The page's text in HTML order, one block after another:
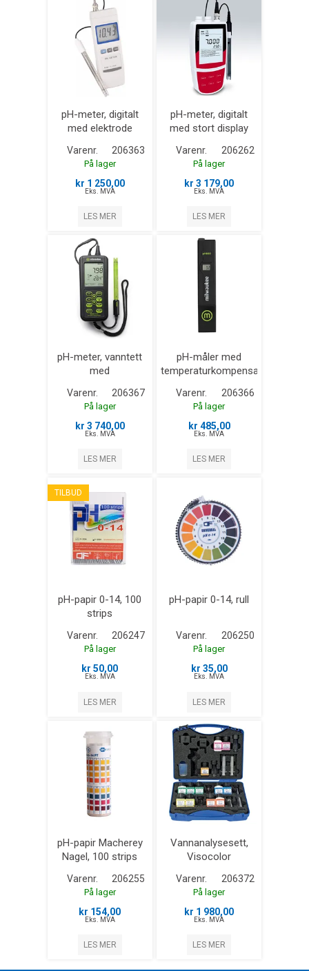
pH-meter, digitalt
med elektrode
Varenr. 206363
På lager
kr 1 250,00
Eks. MVA
LES MER
pH-meter, digitalt
med stort display
Varenr. 206262
På lager
kr 3 179,00
Eks. MVA
LES MER
pH-meter, vanntett
med
Varenr. 206367
På lager
kr 3 740,00
Eks. MVA
LES MER
pH-måler med
temperaturkompensasjon
Varenr. 206366
På lager
kr 485,00
Eks. MVA
LES MER
TILBUD
pH-papir 0-14, 100
strips
Varenr. 206247
På lager
kr 50,00
Eks. MVA
LES MER
pH-papir 0-14, rull
Varenr. 206250
På lager
kr 35,00
Eks. MVA
LES MER
pH-papir Macherey
Nagel, 100 strips
Varenr. 206255
På lager
kr 154,00
Eks. MVA
LES MER
Vannanalysesett,
Visocolor
Varenr. 206372
På lager
kr 1 980,00
Eks. MVA
LES MER